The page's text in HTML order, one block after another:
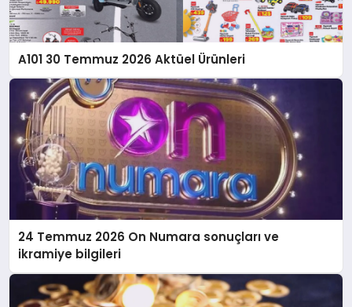
A101 30 Temmuz 2026 Aktüel Ürünleri
24 Temmuz 2026 On Numara sonuçları ve
ikramiye bilgileri